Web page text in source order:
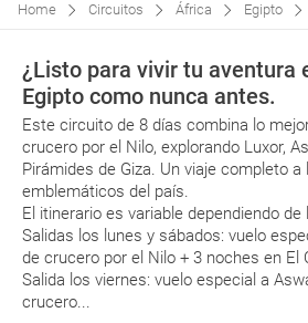
Home Circuitos África Egipto
¿Listo para vivir tu aventura
Egipto como nunca antes.
Este circuito de 8 días combina lo
crucero por el Nilo, explorando Luxor,
Pirámides de Giza. Un viaje completo
emblemáticos del país.
El itinerario es variable dependiendo de
Salidas los lunes y sábados: vuelo
de crucero por el Nilo + 3 noches en El
Salida los viernes: vuelo especial a
crucero...